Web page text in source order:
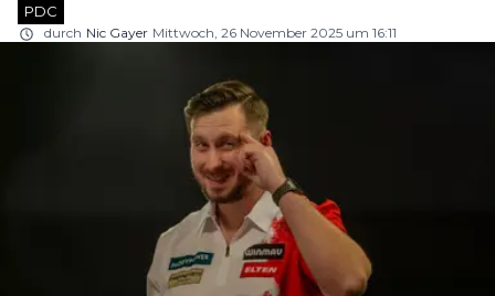
PDC
durch Nic Gayer Mittwoch, 26 November 2025 um 16:11